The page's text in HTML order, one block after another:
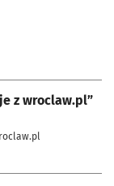
z wroclaw.pl”